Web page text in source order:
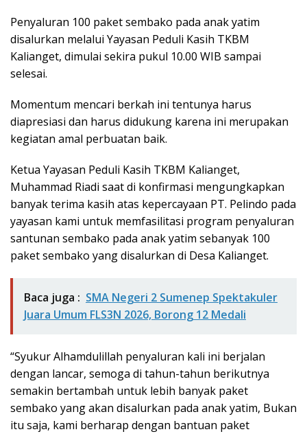
Penyaluran 100 paket sembako pada anak yatim
disalurkan melalui Yayasan Peduli Kasih TKBM
Kalianget, dimulai sekira pukul 10.00 WIB sampai
selesai.
Momentum mencari berkah ini tentunya harus
diapresiasi dan harus didukung karena ini merupakan
kegiatan amal perbuatan baik.
Ketua Yayasan Peduli Kasih TKBM Kalianget,
Muhammad Riadi saat di konfirmasi mengungkapkan
banyak terima kasih atas kepercayaan PT. Pelindo pada
yayasan kami untuk memfasilitasi program penyaluran
santunan sembako pada anak yatim sebanyak 100
paket sembako yang disalurkan di Desa Kalianget.
Baca juga : SMA Negeri 2 Sumenep Spektakuler
Juara Umum FLS3N 2026, Borong 12 Medali
“Syukur Alhamdulillah penyaluran kali ini berjalan
dengan lancar, semoga di tahun-tahun berikutnya
semakin bertambah untuk lebih banyak paket
sembako yang akan disalurkan pada anak yatim, Bukan
itu saja, kami berharap dengan bantuan paket